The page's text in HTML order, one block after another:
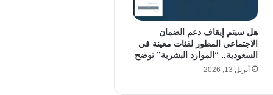
هل سيتم إيقاف دعم الضمان
الاجتماعي المطور لفئات معينة في
السعودية.. “الموارد البشرية” توضح
أبريل 13, 2026